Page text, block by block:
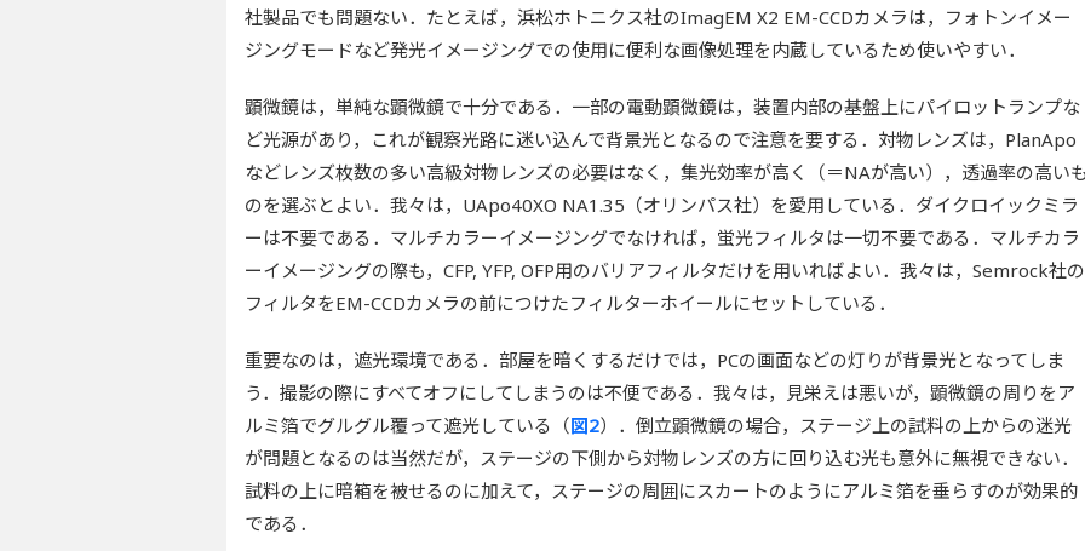
社製品でも問題ない．たとえば，浜松ホトニクス社のImagEM X2 EM-CCDカメラは，フォトンイメー
ジングモードなど発光イメージングでの使用に便利な画像処理を内蔵しているため使いやすい．
顕微鏡は，単純な顕微鏡で十分である．一部の電動顕微鏡は，装置内部の基盤上にパイロットランプな
ど光源があり，これが観察光路に迷い込んで背景光となるので注意を要する．対物レンズは，PlanApo
などレンズ枚数の多い高級対物レンズの必要はなく，集光効率が高く（＝NAが高い），透過率の高い
のを選ぶとよい．我々は，UApo40XO NA1.35（オリンパス社）を愛用している．ダイクロイックミラ
ーは不要である．マルチカラーイメージングでなければ，蛍光フィルタは一切不要である．マルチカラ
ーイメージングの際も，CFP, YFP, OFP用のバリアフィルタだけを用いればよい．我々は，Semrock社の
フィルタをEM-CCDカメラの前につけたフィルターホイールにセットしている．
重要なのは，遮光環境である．部屋を暗くするだけでは，PCの画面などの灯りが背景光となってしま
う．撮影の際にすべてオフにしてしまうのは不便である．我々は，見栄えは悪いが，顕微鏡の周りをア
ルミ箔でグルグル覆って遮光している（図2）．倒立顕微鏡の場合，ステージ上の試料の上からの迷光
が問題となるのは当然だが，ステージの下側から対物レンズの方に回り込む光も意外に無視できない．
試料の上に暗箱を被せるのに加えて，ステージの周囲にスカートのようにアルミ箔を垂らすのが効果的
である．